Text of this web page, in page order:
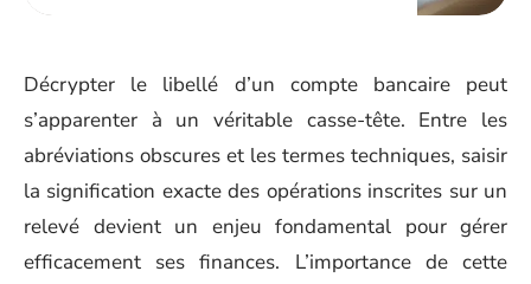
Décrypter le libellé d’un compte bancaire peut
s’apparenter à un véritable casse-tête. Entre les
abréviations obscures et les termes techniques, saisir
la signification exacte des opérations inscrites sur un
relevé devient un enjeu fondamental pour gérer
efficacement ses finances. L’importance de cette